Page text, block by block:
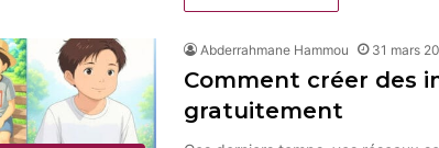
Abderrahmane Hammou 31 mars
Comment créer des
gratuitement